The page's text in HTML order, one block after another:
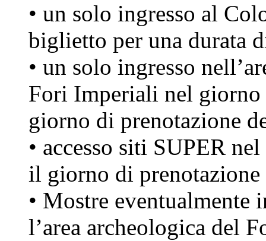
• un solo ingresso al
biglietto per una durata
• un solo ingresso
Fori Imperiali nel giorno
giorno di prenotazione
• accesso siti SUPER
il giorno di prenotazione
• Mostre eventualmente
l’area archeologica del